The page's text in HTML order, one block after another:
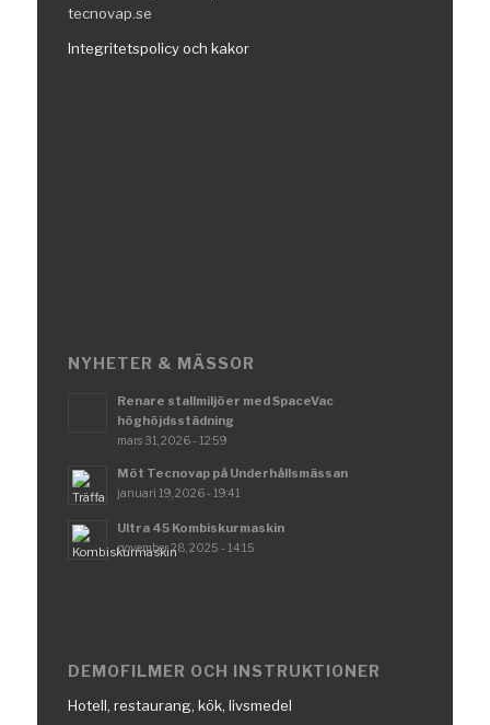
tecnovap.se
Integritetspolicy och kakor
NYHETER & MÄSSOR
Renare stallmiljöer med SpaceVac
höghöjdsstädning
mars 31, 2026 - 12:59
Möt Tecnovap på Underhållsmässan
januari 19, 2026 - 19:41
Ultra 45 Kombiskurmaskin
november 28, 2025 - 14:15
DEMOFILMER OCH INSTRUKTIONER
Hotell, restaurang, kök, livsmedel